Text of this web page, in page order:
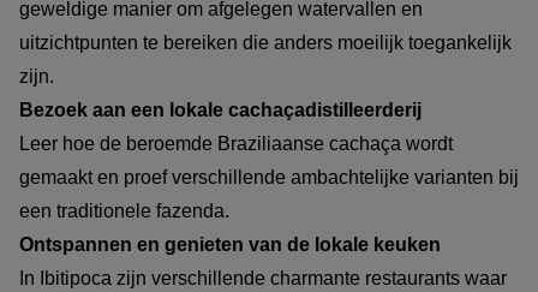
geweldige manier om afgelegen watervallen en
uitzichtpunten te bereiken die anders moeilijk toegankelijk
zijn.
Bezoek aan een lokale cachaçadistilleerderij
Leer hoe de beroemde Braziliaanse cachaça wordt
gemaakt en proef verschillende ambachtelijke varianten bij
een traditionele fazenda.
Ontspannen en genieten van de lokale keuken
In Ibitipoca zijn verschillende charmante restaurants waar